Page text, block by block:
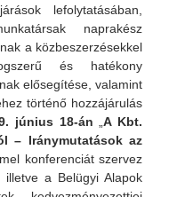
lefolytatásában,
naprakész
a közbeszerzésekkel
és hatékony
elősegítése, valamint
történő hozzájárulás
június 18-án „A Kbt.
– Iránymutatások az
konferenciát szervez
illetve a Belügyi Alapok